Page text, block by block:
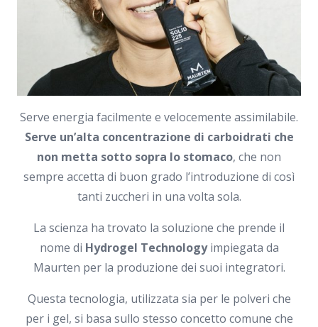
Serve energia facilmente e velocemente assimilabile.
Serve un’alta concentrazione di carboidrati che
non metta sotto sopra lo stomaco, che non
sempre accetta di buon grado l’introduzione di così
tanti zuccheri in una volta sola.
La scienza ha trovato la soluzione che prende il
nome di Hydrogel Technologyimpiegata da
Maurten per la produzione dei suoi integratori.
Questa tecnologia, utilizzata sia per le polveri che
per i gel, si basa sullo stesso concetto comune che